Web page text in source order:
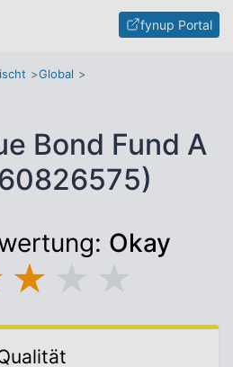
fynup Portal
Global
Bond Fund A
Okay
★